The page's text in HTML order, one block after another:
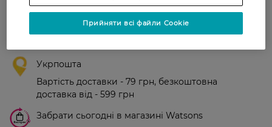
Нова пошта
Укрпошта
Вартість доставки - 79 грн, безкоштовна
доставка від - 599 грн
Забрати сьогодні в магазині Watsons
Прийняти всі файли Cookie